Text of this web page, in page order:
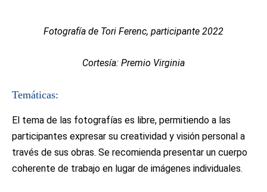
Fotografía de Tori Ferenc, participante 2022
Cortesía: Premio Virginia
Temáticas:
El tema de las fotografías es libre, permitiendo a las
participantes expresar su creatividad y visión personal a
través de sus obras. Se recomienda presentar un cuerpo
coherente de trabajo en lugar de imágenes individuales.